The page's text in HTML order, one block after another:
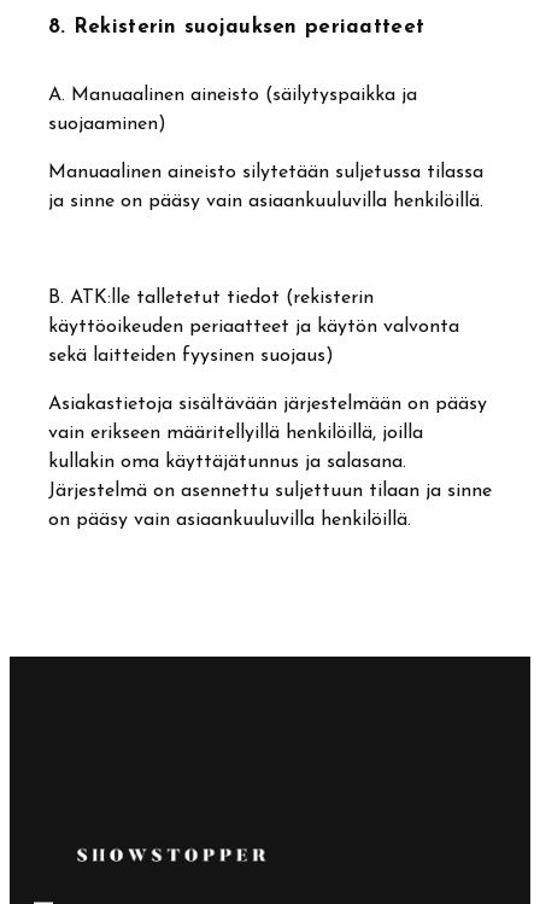
8. Rekisterin suojauksen periaatteet
A. Manuaalinen aineisto (säilytyspaikka ja
suojaaminen)
Manuaalinen aineisto silytetään suljetussa tilassa
ja sinne on pääsy vain asiaankuuluvilla henkilöillä.
B. ATK:lle talletetut tiedot (rekisterin
käyttöoikeuden periaatteet ja käytön valvonta
sekä laitteiden fyysinen suojaus)
Asiakastietoja sisältävään järjestelmään on pääsy
vain erikseen määritellyillä henkilöillä, joilla
kullakin oma käyttäjätunnus ja salasana.
Järjestelmä on asennettu suljettuun tilaan ja sinne
on pääsy vain asiaankuuluvilla henkilöillä.